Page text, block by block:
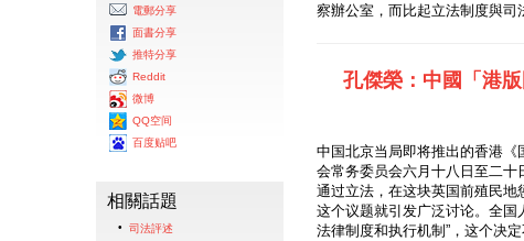
電郵分享
面書分享
推特分享
Reddit
微博
QQ空间
百度贴吧
相關話題
司法評述
察辦公室，而比起立法制度與司
孔傑榮：中國「港
中国北京当局即将推出的香港
会常务委员会六月十八日至二
通过立法，在这块英国前殖民地
这个议题就引发广泛讨论。全国
法律制度和执行机制”，这个决